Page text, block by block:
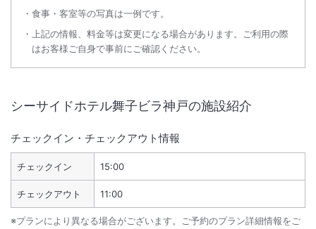
食事・客室等の写真は一例です。
上記の情報、料金等は変更になる場合があります。ご利用の際
はお客様ご自身で事前にご確認ください。
シーサイドホテル舞子ビラ神戸の施設紹介
チェックイン・チェックアウト情報
チェックイン 15:00
チェックアウト 11:00
※プランにより異なる場合がございます。ご予約のプラン詳細情報をご